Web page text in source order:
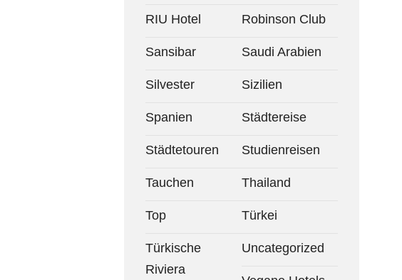
RIU Hotel Robinson Club
Sansibar Saudi Arabien
Silvester Sizilien
Spanien Städtereise
Städtetouren Studienreisen
Tauchen Thailand
Top Türkei
Türkische
Riviera
Uncategorized